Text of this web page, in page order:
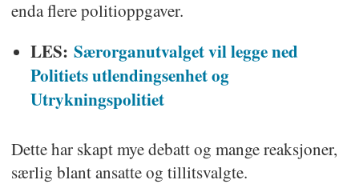
enda flere politioppgaver.
LES: Særorganutvalget vil legge ned
Politiets utlendingsenhet og
Utrykningspolitiet
Dette har skapt mye debatt og mange reaksjoner,
særlig blant ansatte og tillitsvalgte.